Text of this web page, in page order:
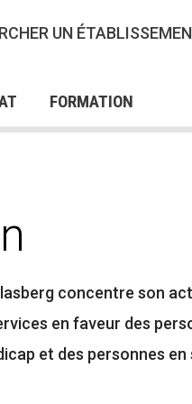
UN
OFFRES DE MISSIONS
FORMATION
D’EMPLOI
concentre son
en faveur des
et des personnes en